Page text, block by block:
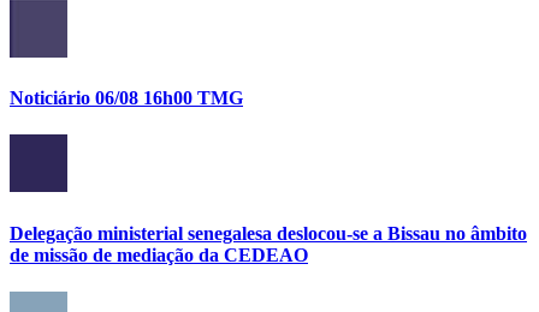
Noticiário 06/08 16h00 TMG
Delegação ministerial senegalesa deslocou-se a Bissau no âmbito
de missão de mediação da CEDEAO